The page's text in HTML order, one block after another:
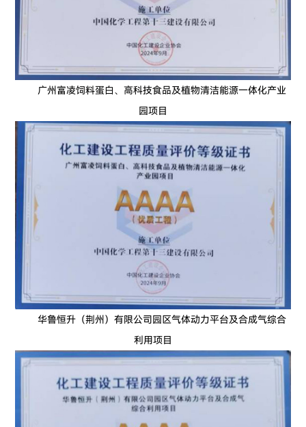
广州富凌饲料蛋白、高科技食品及植物清洁能源一体化产业
园项目
华鲁恒升（荆州）有限公司园区气体动力平台及合成气综合
利用项目